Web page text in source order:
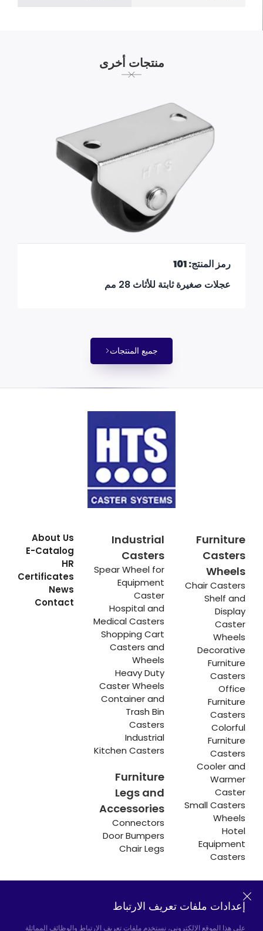
منتجات أخرى
رمز المنتج: 101
عجلات صغيرة ثابتة للأثاث 28 مم
جميع المنتجات
Furniture
Casters
Wheels
Chair Casters
Shelf and
Display
Caster
Wheels
Decorative
Furniture
Casters
Office
Furniture
Casters
Colorful
Furniture
Casters
Cooler and
Warmer
Caster
Small Casters
Wheels
Hotel
Equipment
Casters
Industrial
Casters
Spear Wheel for
Equipment
Caster
Hospital and
Medical Casters
Shopping Cart
Casters and
Wheels
Heavy Duty
Caster Wheels
Container and
Trash Bin
Casters
Industrial
Kitchen Casters
Furniture
Legs and
Accessories
Connectors
Door Bumpers
Chair Legs
About Us
E-Catalog
HR
Certificates
News
Contact
Hadımköy المصنع:
Atatürk Industrial Zone,إعدادات ملفات تعريف الارتباط
على هذا الموقع الإلكتروني، نستخدم ملفات تعريف الارتباط والوظائف المماثلة